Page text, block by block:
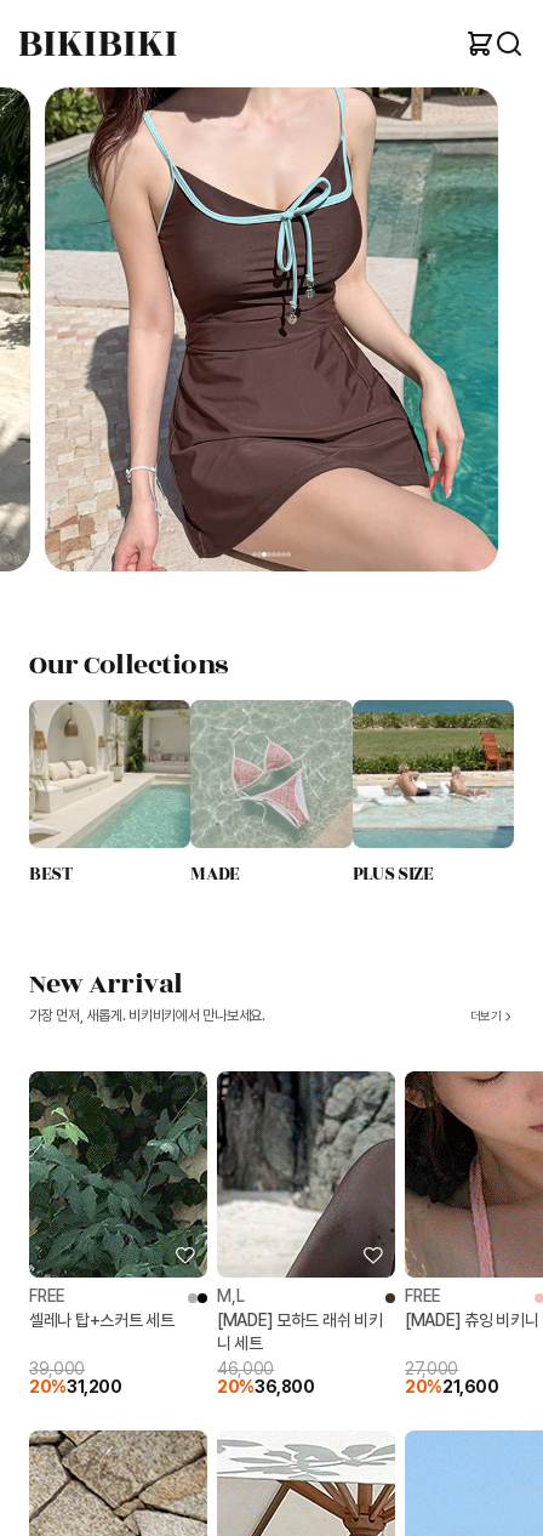
Our Collections
BEST MADE PLUS SIZE
New Arrival
가장 먼저, 새롭게. 비키비키에서 만나보세요. 더보기
FREE
셀레나 탑+스커트 세트
39,000
20%31,200
M,L
[MADE] 모하드 래쉬 비키
니 세트
46,000
20%36,800
FREE
[MADE] 츄잉 비키니
27,000
20%21,600